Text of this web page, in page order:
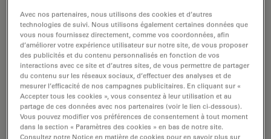
Objectif de microscope HC PL APO
20x/0,75 CS2
Numéro de produit: 11506517
L'objectif HC PL APO 20x/0,75 CS2 a un grossissement
de 20x et une ouverture numérique de 0,75mm. Pour
une utilisation dans un environnement matériel en
immersion sèche, avec un objectif fileté M25 ayant une
Avec nos partenaires, nous utilisons des cookies et d’autres
technologies de suivi. Nous utilisons également certaines données que
vous nous fournissez directement, comme vos coordonnées, afin
d’améliorer votre expérience utilisateur sur notre site, de vous proposer
des publicités et du contenu personnalisés en fonction de vos
interactions avec ce site et d’autres sites, de vous permettre de partager
du contenu sur les réseaux sociaux, d’effectuer des analyses et de
mesurer l’efficacité de nos campagnes publicitaires. En cliquant sur «
Accepter tous les cookies », vous consentez à leur utilisation et au
partage de ces données avec nos partenaires (voir le lien ci-dessous).
Vous pouvez modifier vos préférences de consentement à tout moment
dans la section « Paramètres des cookies » en bas de notre site.
Consultez notre Notice en matière de cookies pour en savoir plus sur